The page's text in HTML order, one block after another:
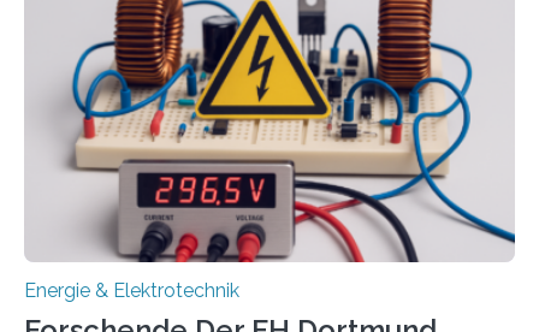
Sozialfonds Plus (ESF+) gefördert – mit einer
Gesamtsumme von mehr als zwei Millionen Euro.
Damit zählt die Hochschule zu den großen
Gewinnerinnen der aktuellen Förderrunde des
Bayerischen Wissenschaftsministeriums. Im
Mittelpunkt steht der direkte Wissenstransfer: Neue
wissenschaftliche Erkenntnisse sollen rasch in die
Energie & Elektrotechnik